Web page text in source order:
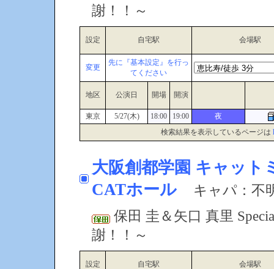
謝！！～
設定 自宅駅 会場駅
変更
先に『基本設定』を行っ
てください
地区 公演日 開場 開演
東京 5/27(木) 18:00 19:00
夜
検索結果を表示しているページは
大阪創都学園 キャット
CATホール
キャパ：不
保田 圭＆矢口 真里
謝！！～
設定 自宅駅 会場駅